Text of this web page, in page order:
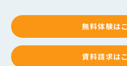
無料体験は
資料請求は